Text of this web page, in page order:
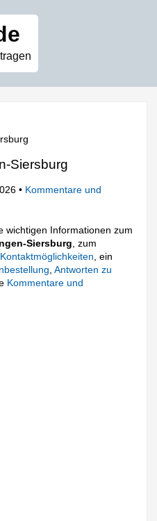
Siersburg
• Kommentare und
wichtigen Informationen zum
Siersburg , zum
Kontaktmöglichkeiten , ein
,Antworten zu
Kommentare und